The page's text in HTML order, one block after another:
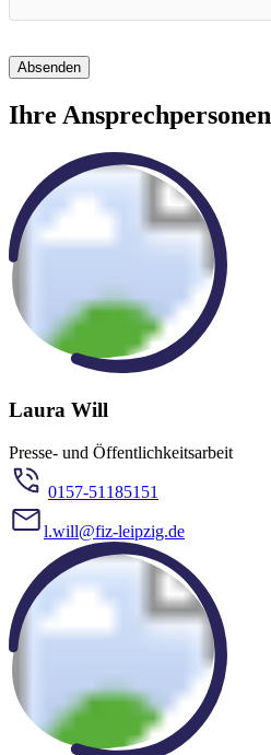
Absenden
Ihre Ansprechpersonen
Laura Will
Presse- und Öffentlichkeitsarbeit
0157-51185151
l.will@fiz-leipzig.de